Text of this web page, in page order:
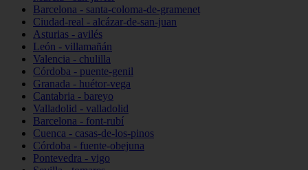
Barcelona - santa-coloma-de-gramenet
Ciudad-real - alcázar-de-san-juan
Asturias - avilés
León - villamañán
Valencia - chulilla
Córdoba - puente-genil
Granada - huétor-vega
Cantabria - bareyo
Valladolid - valladolid
Barcelona - font-rubí
Cuenca - casas-de-los-pinos
Córdoba - fuente-obejuna
Pontevedra - vigo